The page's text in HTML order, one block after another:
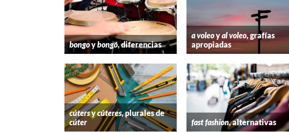
bongoybongó, diferencias
a voleoyal voleo, grafías
apropiadas
cútersycúteres, plurales de
cúter
fast fashion, alternativas